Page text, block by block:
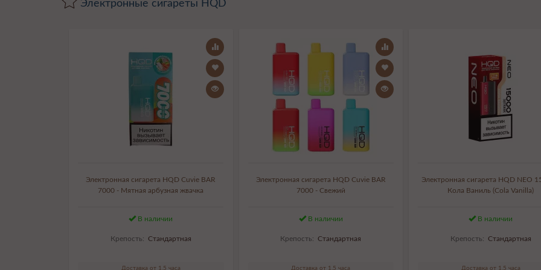
Электронные сигареты HQD
Электронная сигарета HQD Cuvie BAR
7000 - Мятная арбузная жвачка
В наличии
Крепость: Стандартная
Доставка от 1,5 часа
Электронная сигарета HQD Cuvie BAR
7000 - Свежий
В наличии
Крепость: Стандартная
Доставка от 1,5 часа
Электронная сигарета HQD NEO
Кола Ваниль (Cola Vanilla)
В наличии
Крепость: Стандартная
Доставка от 1,5 часа